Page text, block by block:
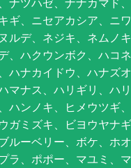
ギ、ニセアカシア、ニ
ルデ、ネジキ、ネムノ
、ハクウンボク、ハコ
ハナカイドウ、ハナズ
マナス、ハリギリ、ハ
ハンノキ、ヒメウツギ、
ガミズキ、ビヨウヤナ
ルーベリー、ボケ、ホ
ラ、ポポー、マユミ、